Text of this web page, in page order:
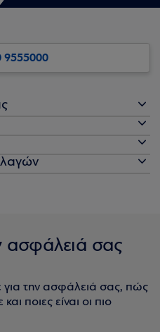
9555000
ασφάλειά σας
για την ασφάλειά σας, πώς
ποιες είναι οι πιο